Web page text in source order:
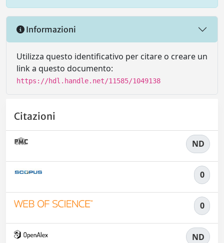
Informazioni
Utilizza questo identificativo per citare o creare un
link a questo documento:
https://hdl.handle.net/11585/1049138
Citazioni
ND
0
0
ND